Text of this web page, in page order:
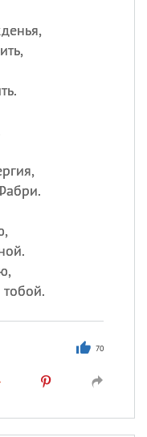
70
именины
значение